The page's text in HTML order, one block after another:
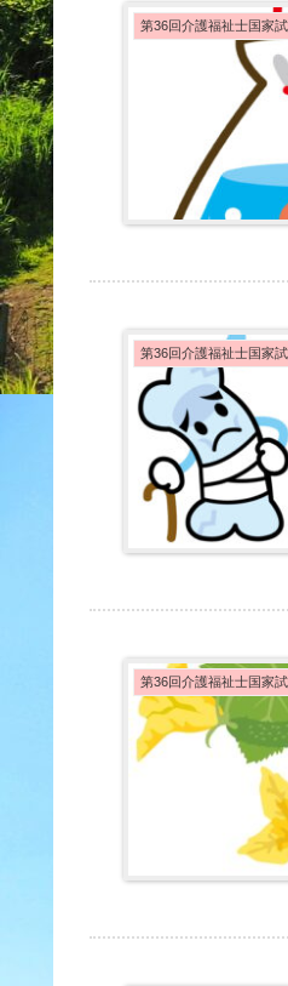
第36回介護福祉士国家
第36回介護福祉士国家
第36回介護福祉士国家